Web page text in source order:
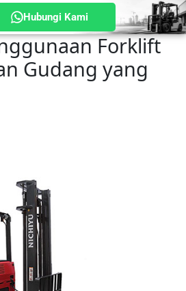
Hubungi Kami
Forklift
Gudang yang